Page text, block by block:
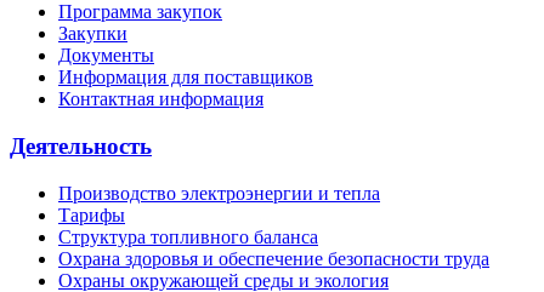
Программа закупок
Закупки
Документы
Информация для поставщиков
Контактная информация
Деятельность
Производство электроэнергии и тепла
Тарифы
Структура топливного баланса
Охрана здоровья и обеспечение безопасности труда
Охраны окружающей среды и экология